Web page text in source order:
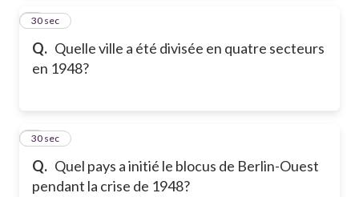
Q. Quelle ville a été divisée en quatre secteurs
en 1948?
8
30 sec
Q. Quel pays a initié le blocus de Berlin-Ouest
pendant la crise de 1948?
9
30 sec